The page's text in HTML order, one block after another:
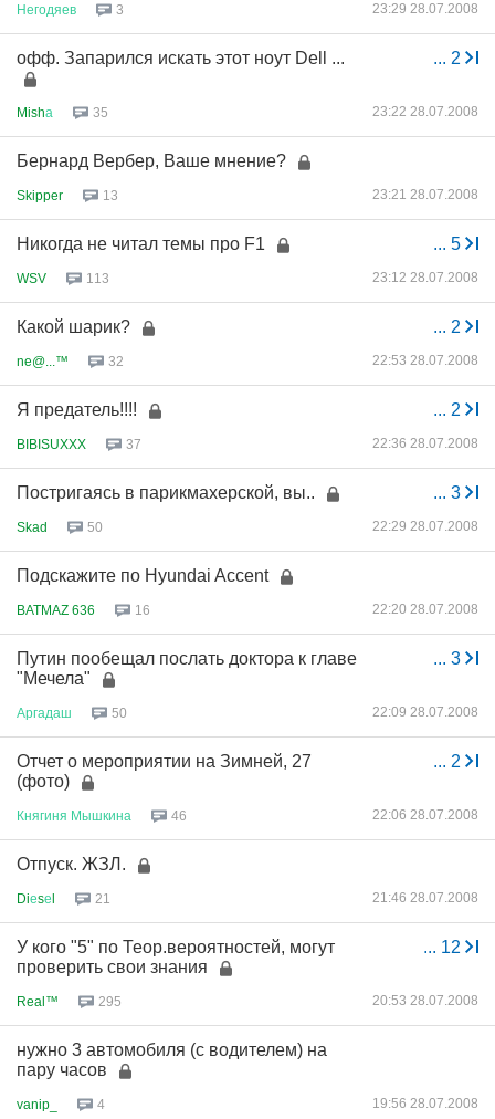
Негодяев 3 23:29 28.07.2008
... 2
офф. Запарился искать этот ноут Dell ...
Mishа 35 23:22 28.07.2008
Бернард Вербер, Ваше мнение?
Skipper 13 23:21 28.07.2008
... 5
Никогда не читал темы про F1
WSV 113 23:12 28.07.2008
... 2
Какой шарик?
ne@...™ 32 22:53 28.07.2008
... 2
Я предатель!!!!
BIBISUXXX 37 22:36 28.07.2008
... 3
Постригаясь в парикмахерской, вы..
Skad 50 22:29 28.07.2008
Подскажите по Hyundai Accent
BATMAZ 636 16 22:20 28.07.2008
... 3
Путин пообещал послать доктора к главе
"Мечела"
Аргадаш 50 22:09 28.07.2008
... 2
Отчет о мероприятии на Зимней, 27
(фото)
Княгиня Мышкина 46 22:06 28.07.2008
Отпуск. ЖЗЛ.
Diеsеl 21 21:46 28.07.2008
... 12
У кого "5" по Теор.вероятностей, могут
проверить свои знания
Real™ 295 20:53 28.07.2008
нужно 3 автомобиля (с водителем) на
пару часов
vanip_ 4 19:56 28.07.2008